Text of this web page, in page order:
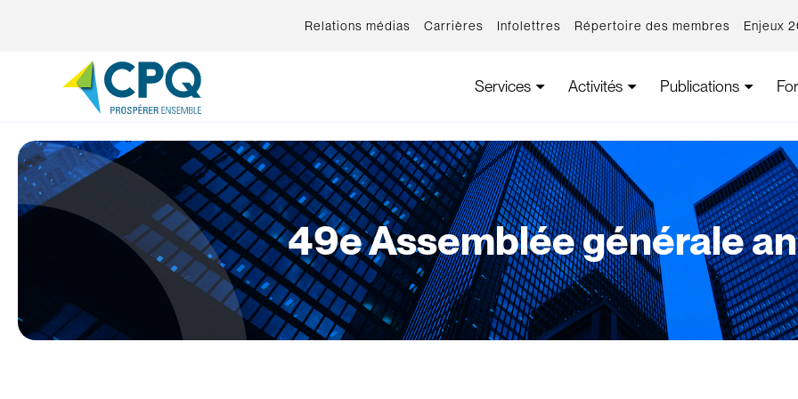
Relations médias Carrières Infolettres Répertoire des membres Enjeux
Services Activités Publications
49e Assemblée générale